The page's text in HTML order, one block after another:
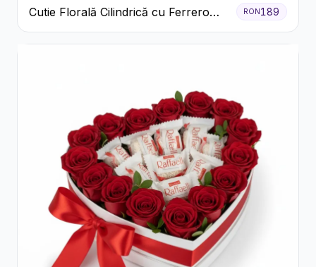
Cutie Florală Cilindrică cu Ferrero
Rocher și Trandafiri Pastel
RON 189